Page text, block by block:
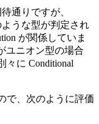
通りですが、
うな型が判定され
が関係していま
ユニオン型の場合
々に Conditional
で、次のように評価